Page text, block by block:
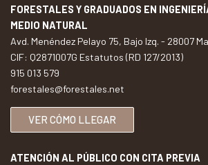
FORESTALES Y GRADUADOS EN
MEDIO NATURAL
Avd. Menéndez Pelayo 75, Bajo Izq. - 28007
CIF: Q2871007G Estatutos (RD 127/2013)
915 013 579
forestales@forestales.net
VER CÓMO LLEGAR
ATENCIÓN AL PÚBLICO CON CITA PREVIA